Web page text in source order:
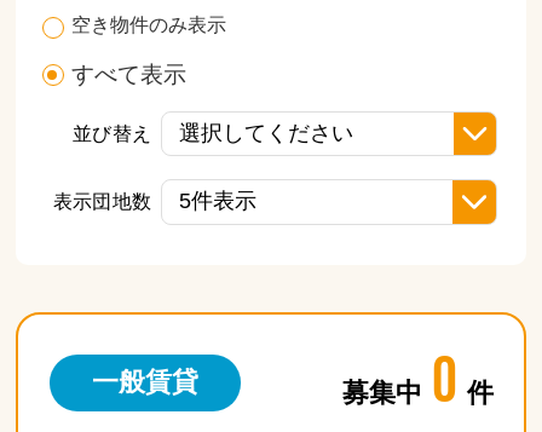
空き物件のみ表示
すべて表示
並び替え
表示団地数
一般賃貸 募集中 0 件